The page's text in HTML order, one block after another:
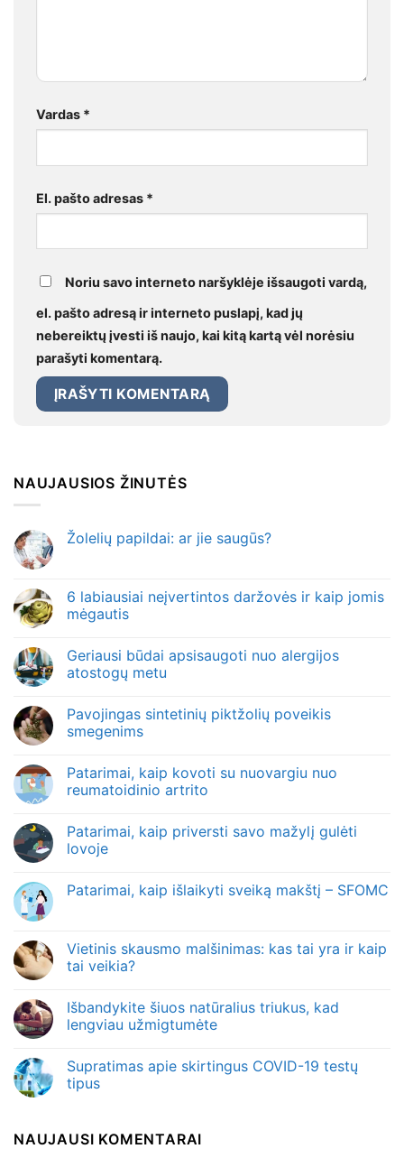
Vardas *
El. pašto adresas *
Noriu savo interneto naršyklėje išsaugoti vardą,
el. pašto adresą ir interneto puslapį, kad jų
nebereiktų įvesti iš naujo, kai kitą kartą vėl norėsiu
parašyti komentarą.
NAUJAUSIOS ŽINUTĖS
Žolelių papildai: ar jie saugūs?
6 labiausiai neįvertintos daržovės ir kaip jomis
mėgautis
Geriausi būdai apsisaugoti nuo alergijos
atostogų metu
Pavojingas sintetinių piktžolių poveikis
smegenims
Patarimai, kaip kovoti su nuovargiu nuo
reumatoidinio artrito
Patarimai, kaip priversti savo mažylį gulėti
lovoje
Patarimai, kaip išlaikyti sveiką makštį – SFOMC
Vietinis skausmo malšinimas: kas tai yra ir kaip
tai veikia?
Išbandykite šiuos natūralius triukus, kad
lengviau užmigtumėte
Supratimas apie skirtingus COVID-19 testų
tipus
NAUJAUSI KOMENTARAI